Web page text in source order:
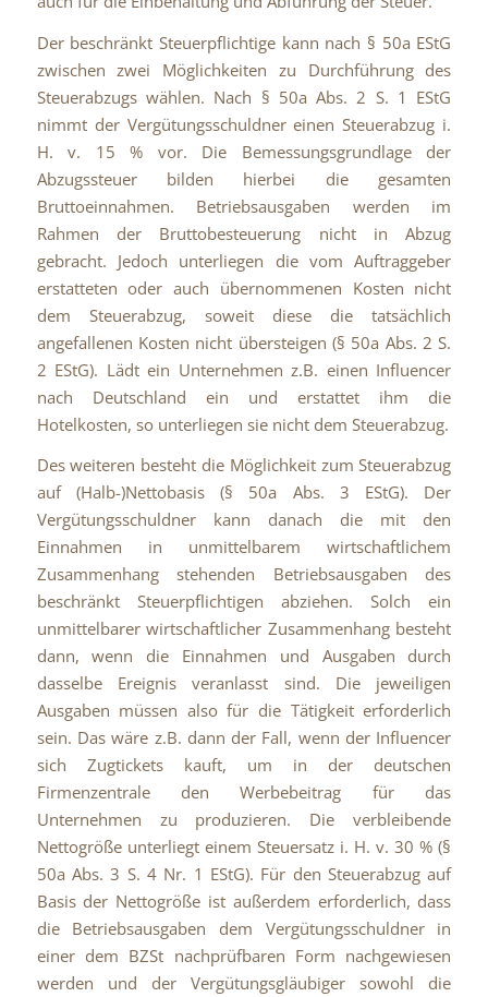
Der beschränkt Steuerpflichtige kann nach § 50a EStG
zwischen zwei Möglichkeiten zu Durchführung des
Steuerabzugs wählen. Nach § 50a Abs. 2 S. 1 EStG
nimmt der Vergütungsschuldner einen Steuerabzug i.
H. v. 15 % vor. Die Bemessungsgrundlage der
Abzugssteuer bilden hierbei die gesamten
Bruttoeinnahmen. Betriebsausgaben werden im
Rahmen der Bruttobesteuerung nicht in Abzug
gebracht. Jedoch unterliegen die vom Auftraggeber
erstatteten oder auch übernommenen Kosten nicht
dem Steuerabzug, soweit diese die tatsächlich
angefallenen Kosten nicht übersteigen (§ 50a Abs. 2 S.
2 EStG). Lädt ein Unternehmen z.B. einen Influencer
nach Deutschland ein und erstattet ihm die
Hotelkosten, so unterliegen sie nicht dem Steuerabzug.
Des weiteren besteht die Möglichkeit zum Steuerabzug
auf (Halb-)Nettobasis (§ 50a Abs. 3 EStG). Der
Vergütungsschuldner kann danach die mit den
Einnahmen in unmittelbarem wirtschaftlichem
Zusammenhang stehenden Betriebsausgaben des
beschränkt Steuerpflichtigen abziehen. Solch ein
unmittelbarer wirtschaftlicher Zusammenhang besteht
dann, wenn die Einnahmen und Ausgaben durch
dasselbe Ereignis veranlasst sind. Die jeweiligen
Ausgaben müssen also für die Tätigkeit erforderlich
sein. Das wäre z.B. dann der Fall, wenn der Influencer
sich Zugtickets kauft, um in der deutschen
Firmenzentrale den Werbebeitrag für das
Unternehmen zu produzieren. Die verbleibende
Nettogröße unterliegt einem Steuersatz i. H. v. 30 % (§
50a Abs. 3 S. 4 Nr. 1 EStG). Für den Steuerabzug auf
Basis der Nettogröße ist außerdem erforderlich, dass
die Betriebsausgaben dem Vergütungsschuldner in
einer dem BZSt nachprüfbaren Form nachgewiesen
werden und der Vergütungsgläubiger sowohl die